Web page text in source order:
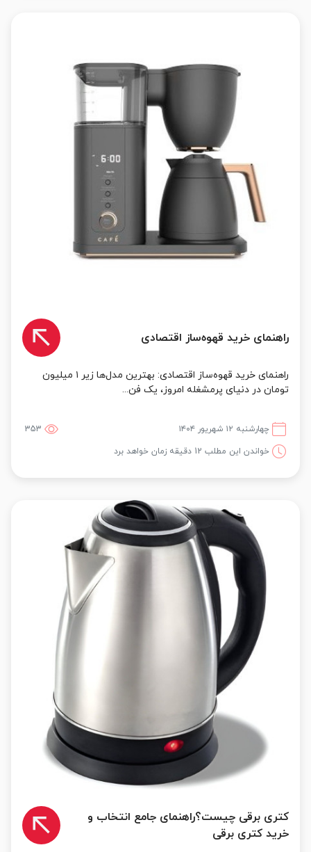
راهنمای خرید قهوه‌ساز اقتصادی
راهنمای خرید قهوه‌ساز اقتصادی: بهترین مدل‌ها زیر ۱ میلیون
تومان در دنیای پرمشغله امروز، یک فن...
چهارشنبه ۱۲ شهریور ۱۴۰۴
353
خواندن این مطلب 12 دقیقه زمان خواهد برد
کتری برقی چیست؟راهنمای جامع انتخاب و
خرید کتری برقی